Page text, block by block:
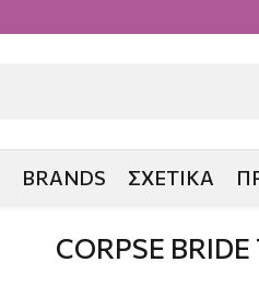
BRANDS ΣΧΕΤΙΚΑ
CORPSE